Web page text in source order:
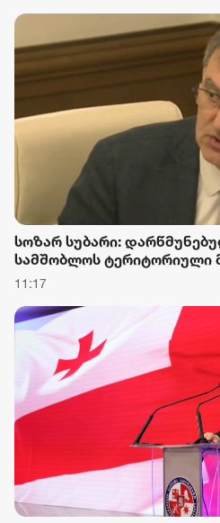
დაკვეთა
სოზარ სუბარი:
სამშობლოს ტერიტორიული
და ერთიან საქართველოში
საქართველოს ყველა
ეროვნებისა
11:17